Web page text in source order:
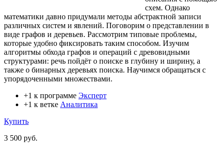
схем. Однако
математики давно придумали методы абстрактной записи
различных систем и явлений. Поговорим о представлении в
виде графов и деревьев. Рассмотрим типовые проблемы,
которые удобно фиксировать таким способом. Изучим
алгоритмы обхода графов и операций с древовидными
структурами: речь пойдёт о поиске в глубину и ширину, а
также о бинарных деревьях поиска. Научимся обращаться с
упорядоченными множествами.
+1 к программе Эксперт
+1 к ветке Аналитика
Купить
3 500 руб.